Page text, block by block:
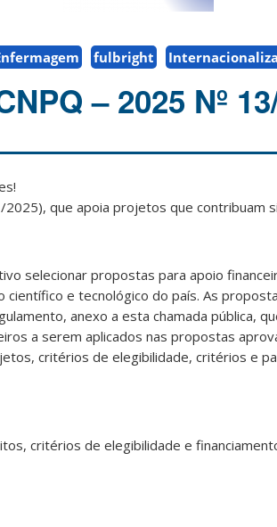
fulbright
– 2025 Nº
2025), que apoia projetos que
selecionar propostas para apoio
e tecnológico do país. As
anexo a esta chamada pública,
a serem aplicados nas propostas
critérios de elegibilidade, critérios e
critérios de elegibilidade e